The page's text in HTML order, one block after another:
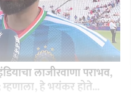
लाजीरवाणा पराभव,
हे भयंकर होते...